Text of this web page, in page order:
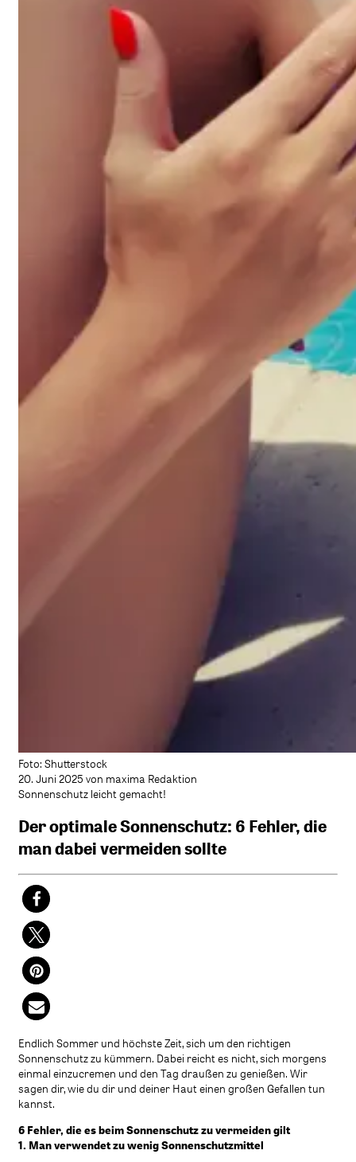
Foto: Shutterstock
20. Juni 2025 von maxima Redaktion
Sonnenschutz leicht gemacht!
Der optimale Sonnenschutz: 6 Fehler, die
man dabei vermeiden sollte
Endlich Sommer und höchste Zeit, sich um den richtigen
Sonnenschutz zu kümmern. Dabei reicht es nicht, sich morgens
einmal einzucremen und den Tag draußen zu genießen. Wir
sagen dir, wie du dir und deiner Haut einen großen Gefallen tun
kannst.
6 Fehler, die es beim Sonnenschutz zu vermeiden gilt
1. Man verwendet zu wenig Sonnenschutzmittel